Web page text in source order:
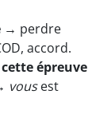
→ perdre
accord.
épreuve
vousest